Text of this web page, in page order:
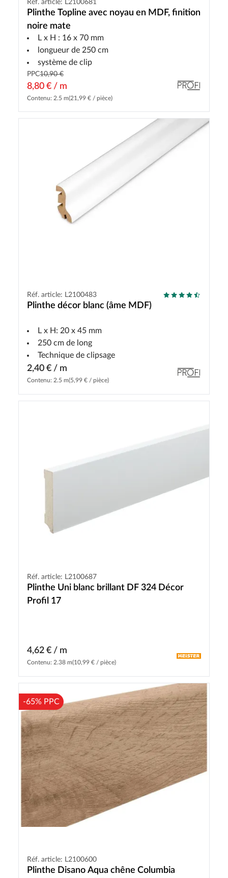
Réf. article: L2100681
Plinthe Topline avec noyau en MDF, finition
noire mate
L x H : 16 x 70 mm
longueur de 250 cm
système de clip
PPC10,90 €
8,80 € / m
Contenu: 2.5 m(21,99 € / pièce)
Réf. article: L2100483
Plinthe décor blanc (âme MDF)
L x H: 20 x 45 mm
250 cm de long
Technique de clipsage
2,40 € / m
Contenu: 2.5 m(5,99 € / pièce)
Réf. article: L2100687
Plinthe Uni blanc brillant DF 324 Décor
Profil 17
4,62 € / m
Contenu: 2.38 m(10,99 € / pièce)
-65% PPC
Réf. article: L2100600
Plinthe Disano Aqua chêne Columbia